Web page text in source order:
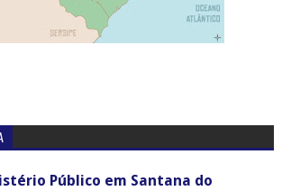
Público em Santana do